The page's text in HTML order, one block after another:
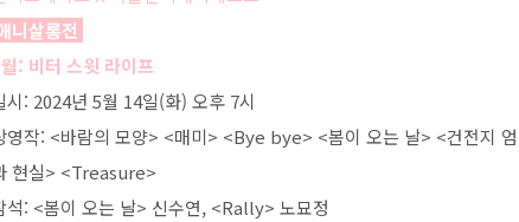
니살롱전
: 비터 스윗 라이프
시: 2024년 5월 14일(화) 오후 7시
영작: <바람의 모양> <매미> <Bye bye> <봄이 오는 날> <건전지
현실> <Treasure>
석: <봄이 오는 날> 신수연, <Rally> 노묘정